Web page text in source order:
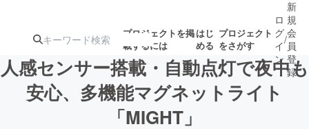
プロジェクトを掲
載するには
はじ
める
プロジェクト
をさがす
注目の新着プロ募集終了が近いプ
ロ
グ
イ
ン
/
新
規
会
員
登
録
人感センサー搭載・自動点灯で夜中も
安心、多機能マグネットライト
「MIGHT」